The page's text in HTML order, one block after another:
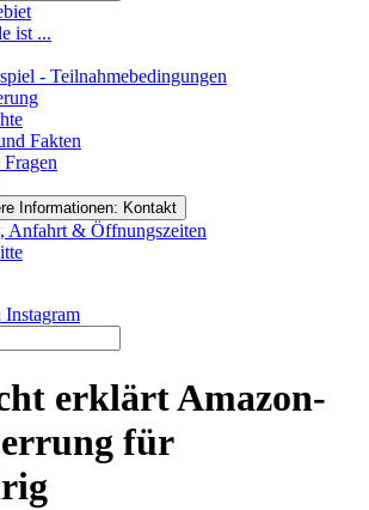
ist ...
- Teilnahmebedingungen
Fakten
Informationen: Kontakt
Anfahrt & Öffnungszeiten
erklärt Amazon-
für